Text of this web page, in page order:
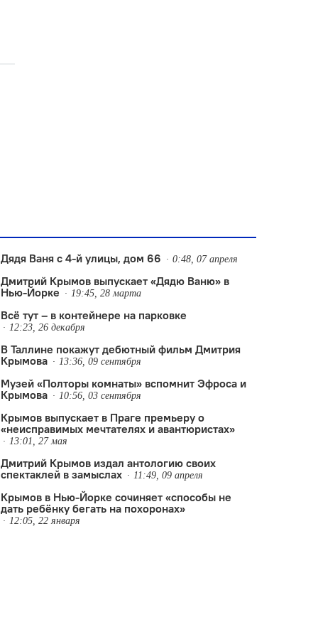
Дядя Ваня с 4-й улицы, дом 66 0:48, 07 апреля
Дмитрий Крымов выпускает «Дядю Ваню» в
Нью-Йорке
19:45, 28 марта
Всё тут – в контейнере на парковке
12:23, 26 декабря
В Таллине покажут дебютный фильм Дмитрия
Крымова
13:36, 09 сентября
Музей «Полторы комнаты» вспомнит Эфроса и
Крымова
10:56, 03 сентября
Крымов выпускает в Праге премьеру о
«неисправимых мечтателях и авантюристах»
13:01, 27 мая
Дмитрий Крымов издал антологию своих
спектаклей в замыслах
11:49, 09 апреля
Крымов в Нью-Йорке сочиняет «способы не
дать ребёнку бегать на похоронах»
12:05, 22 января